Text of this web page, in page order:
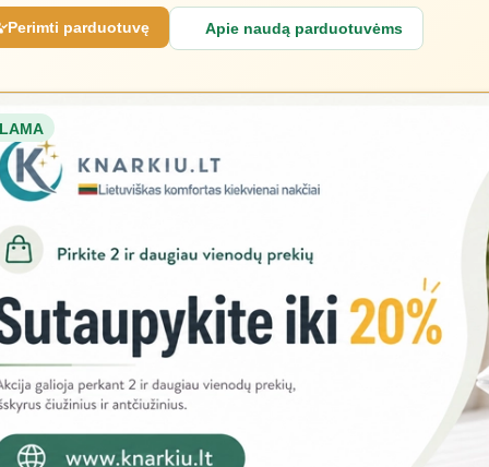
Perimti parduotuvę Apie naudą parduotuvėms